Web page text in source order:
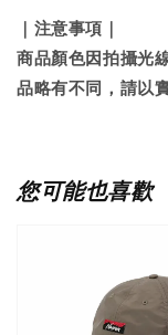
｜注意事項｜
商品顏色因拍攝光
品略有不同，請以
您可能也喜歡